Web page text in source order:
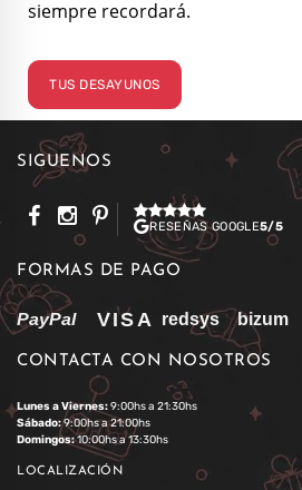
siempre recordará.
TUS DESAYUNOS
SÍGUENOS
RESEÑAS GOOGLE5/5
FORMAS DE PAGO
CONTACTA CON NOSOTROS
Lunes a Viernes:9:00hs a 21:30hs
Sábado:9:00hs a 21:00hs
Domingos:10:00hs a 13:30hs
LOCALIZACIÓN